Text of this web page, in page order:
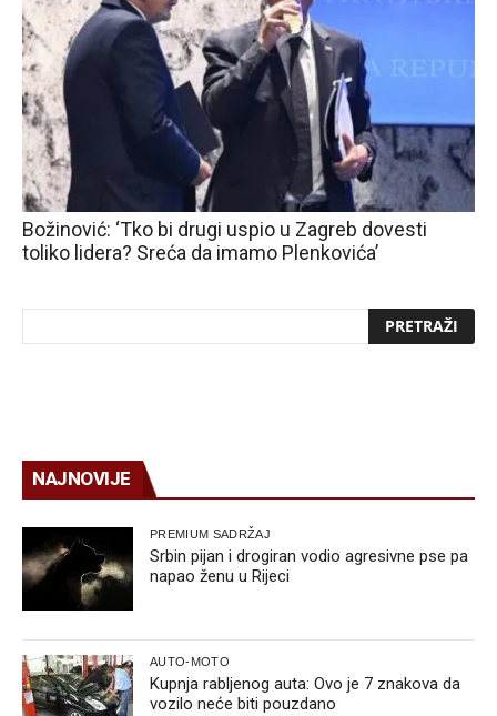
Božinović: ‘Tko bi drugi uspio u Zagreb dovesti
toliko lidera? Sreća da imamo Plenkovića’
NAJNOVIJE
PREMIUM SADRŽAJ
Srbin pijan i drogiran vodio agresivne pse pa
napao ženu u Rijeci
AUTO-MOTO
Kupnja rabljenog auta: Ovo je 7 znakova da
vozilo neće biti pouzdano